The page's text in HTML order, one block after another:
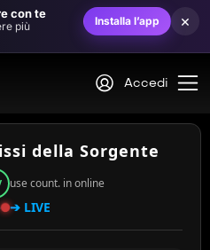
con te
più
Installa l’app ×
Accedi
use count. in online
della Sorgente
➔ LIVE